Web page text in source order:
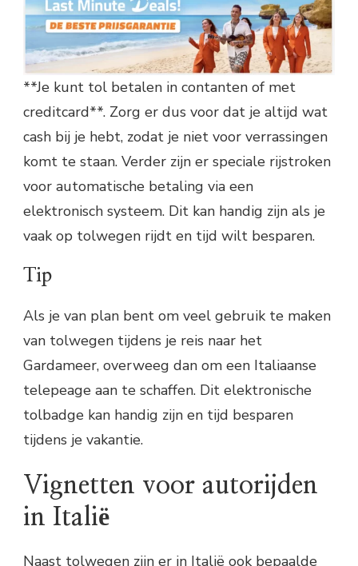
**Je kunt tol betalen in contanten of met
creditcard**. Zorg er dus voor dat je altijd wat
cash bij je hebt, zodat je niet voor verrassingen
komt te staan. Verder zijn er speciale rijstroken
voor automatische betaling via een
elektronisch systeem. Dit kan handig zijn als je
vaak op tolwegen rijdt en tijd wilt besparen.
Tip
Als je van plan bent om veel gebruik te maken
van tolwegen tijdens je reis naar het
Gardameer, overweeg dan om een Italiaanse
telepeage aan te schaffen. Dit elektronische
tolbadge kan handig zijn en tijd besparen
tijdens je vakantie.
Vignetten voor autorijden
in Italië
Naast tolwegen zijn er in Italië ook bepaalde